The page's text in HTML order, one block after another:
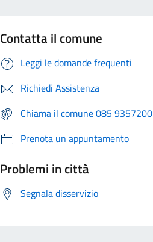
Contatta il comune
Leggi le domande frequenti
Richiedi Assistenza
Chiama il comune 085 9357200
Prenota un appuntamento
Problemi in città
Segnala disservizio